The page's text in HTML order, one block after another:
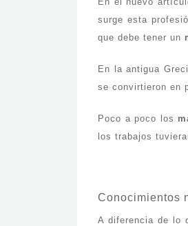
surge esta
que debe tener un
En la antigua
se convirtieron en
Poco a poco los
los trabajos
Conocimientos
A diferencia de lo